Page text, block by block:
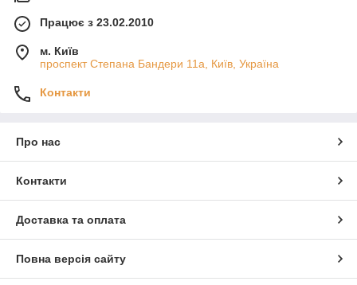
Працює з 23.02.2010
м. Київ
проспект Степана Бандери 11а, Київ, Україна
Контакти
Про нас
Контакти
Доставка та оплата
Повна версія сайту